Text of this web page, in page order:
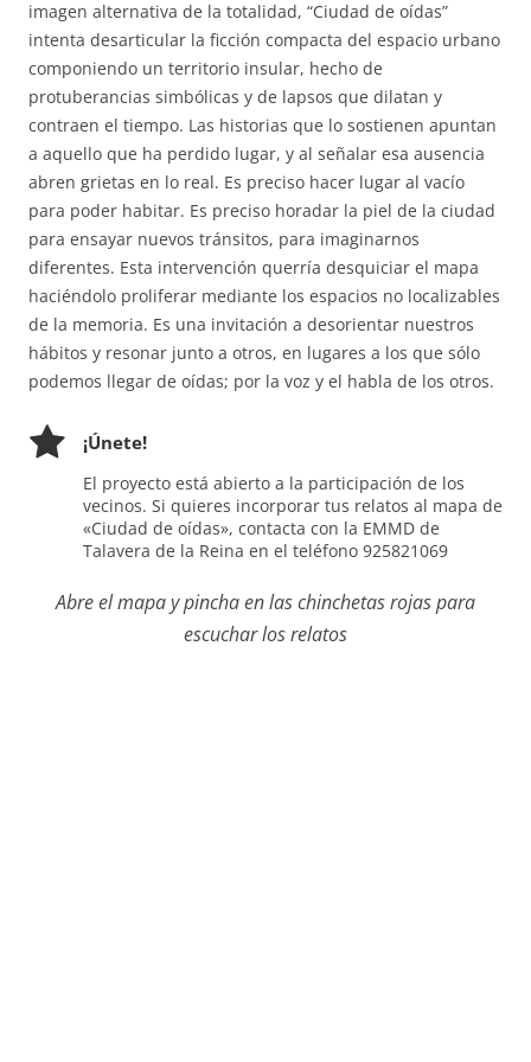
imagen alternativa de la totalidad, “Ciudad de oídas”
intenta desarticular la ficción compacta del espacio urbano
componiendo un territorio insular, hecho de
protuberancias simbólicas y de lapsos que dilatan y
contraen el tiempo. Las historias que lo sostienen apuntan
a aquello que ha perdido lugar, y al señalar esa ausencia
abren grietas en lo real. Es preciso hacer lugar al vacío
para poder habitar. Es preciso horadar la piel de la ciudad
para ensayar nuevos tránsitos, para imaginarnos
diferentes. Esta intervención querría desquiciar el mapa
haciéndolo proliferar mediante los espacios no localizables
de la memoria. Es una invitación a desorientar nuestros
hábitos y resonar junto a otros, en lugares a los que sólo
podemos llegar de oídas; por la voz y el habla de los otros.
¡Únete!
El proyecto está abierto a la participación de los
vecinos. Si quieres incorporar tus relatos al mapa de
«Ciudad de oídas», contacta con la EMMD de
Talavera de la Reina en el teléfono 925821069
Abre el mapa y pincha en las chinchetas rojas para
escuchar los relatos